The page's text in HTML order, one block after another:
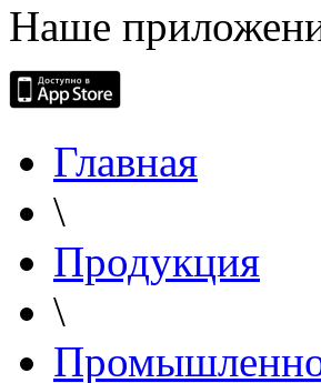
Наше
Главная
\
Продукция
\